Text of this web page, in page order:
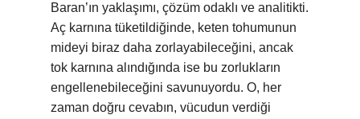
Baran’ın yaklaşımı, çözüm odaklı ve analitikti.
Aç karnına tüketildiğinde, keten tohumunun
mideyi biraz daha zorlayabileceğini, ancak
tok karnına alındığında ise bu zorlukların
engellenebileceğini savunuyordu. O, her
zaman doğru cevabın, vücudun verdiği